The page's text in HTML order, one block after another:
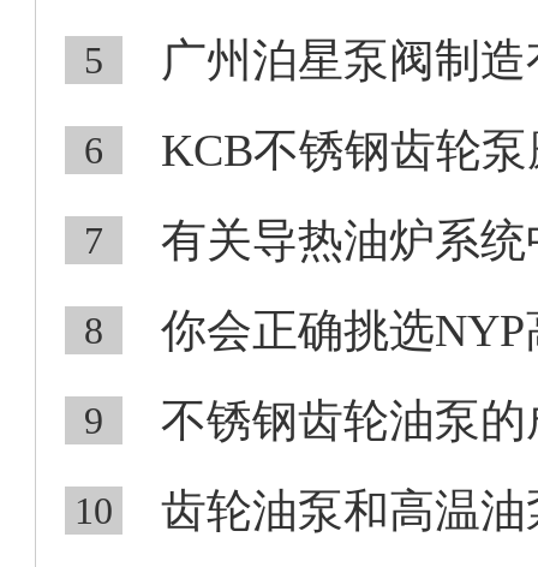
5 广州泊星泵阀制造
6 KCB不锈钢齿轮泵
7 有关导热油炉系统
8 你会正确挑选
9 不锈钢齿轮油泵的
10 齿轮油泵和高温油